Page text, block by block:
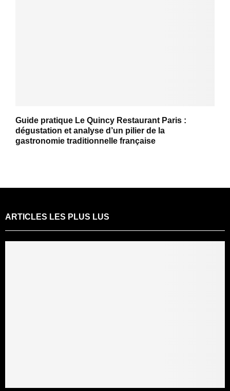
Guide pratique Le Quincy Restaurant Paris :
dégustation et analyse d’un pilier de la
gastronomie traditionnelle française
ARTICLES LES PLUS LUS